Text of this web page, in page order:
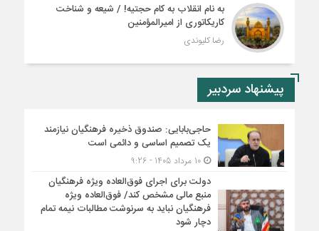
به نام انقلاب به کام حجتیه! / شیعه و شناخت
کاریکاتوری از امیرالمؤمنین
رضا کلیوندی
پیشنهاد سردبیر
حاجی‌بابایی: صندوق ذخیره فرهنگیان نیازمند
یک تصمیم اساسی و دائمی است
10 مرداد 1405 - 9:26
دولت برای اجرای فوق‌العاده ویژه فرهنگیان
منبع مالی مشخص کند/ فوق‌العاده ویژه
فرهنگیان نباید به سرنوشت مطالبات نیمه‌ تمام
دچار شود